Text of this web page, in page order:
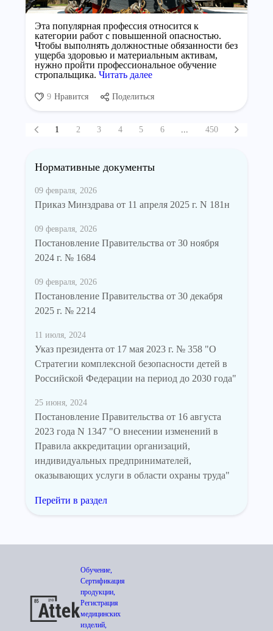
Эта популярная профессия относится к
категории работ с повышенной опасностью.
Чтобы выполнять должностные обязанности без
ущерба здоровью и материальным активам,
нужно пройти профессиональное обучение
стропальщика. Читать далее
9 Нравится Поделиться
1 2 3 4 5 6 ... 450
Нормативные документы
09 февраля, 2026
Приказ Минздрава от 11 апреля 2025 г. N 181н
09 февраля, 2026
Постановление Правительства от 30 ноября
2024 г. № 1684
09 февраля, 2026
Постановление Правительства от 30 декабря
2025 г. № 2214
11 июля, 2024
Указ президента от 17 мая 2023 г. № 358 "О
Стратегии комплексной безопасности детей в
Российской Федерации на период до 2030 года"
25 июня, 2024
Постановление Правительства от 16 августа
2023 года N 1347 "О внесении изменений в
Правила аккредитации организаций,
индивидуальных предпринимателей,
оказывающих услуги в области охраны труда"
Перейти в раздел
Обучение,
Сертификация
продукции,
Регистрация
медицинских
изделий,